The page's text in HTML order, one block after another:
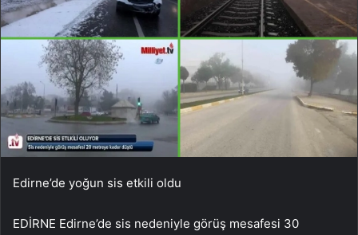
Edirne’de yoğun sis etkili oldu
EDİRNE Edirne’de sis nedeniyle görüş mesafesi 30